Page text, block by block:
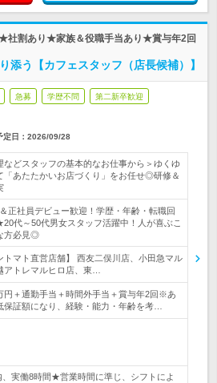
社割あり★家族＆役職手当あり★賞与年2回
添う【カフェスタッフ（店長候補）】
急募 学歴不問 第二新卒歓迎
定日： 2026/09/28
などスタッフの基本的なお仕事から＞ゆくゆ
「あたたかいお店づくり」をお任せ◎研修＆
正社員デビュー歓迎！学歴・年齢・転職回
代～50代男女スタッフ活躍中！人が喜ぶこ
方必見◎
トマト直営店舗】 西友二俣川店、小田急マル
アトレマルヒロ店、東…
円＋通勤手当＋時間外手当＋賞与年2回※あ
保証額になり、経験・能力・年齢を考…
、実働8時間★営業時間に準じ、シフトによ